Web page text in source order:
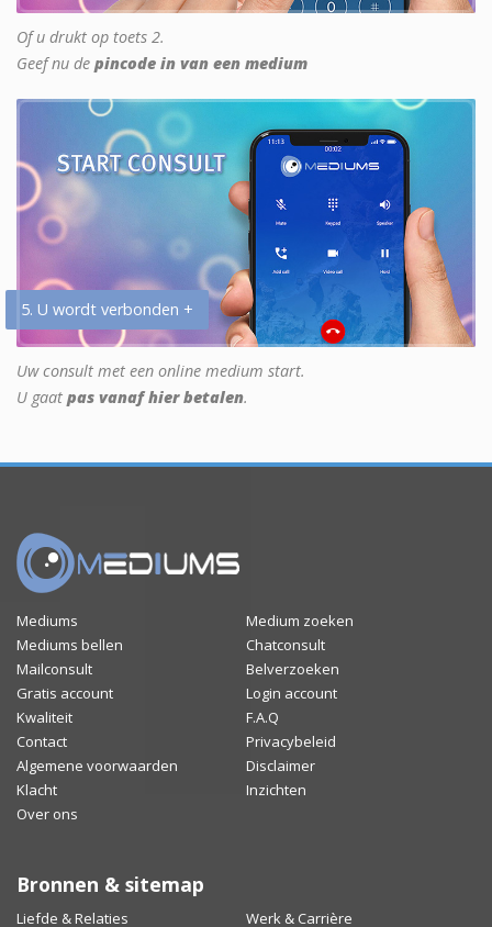
Of u drukt op toets 2.
Geef nu de pincode in van een medium
5. U wordt verbonden +
Uw consult met een online medium start.
U gaat pas vanaf hier betalen.
Mediums
Medium zoeken
Mediums bellen
Chatconsult
Mailconsult
Belverzoeken
Gratis account
Login account
Kwaliteit
F.A.Q
Contact
Privacybeleid
Algemene voorwaarden
Disclaimer
Klacht
Inzichten
Over ons
Bronnen & sitemap
Liefde & Relaties Werk & Carrière